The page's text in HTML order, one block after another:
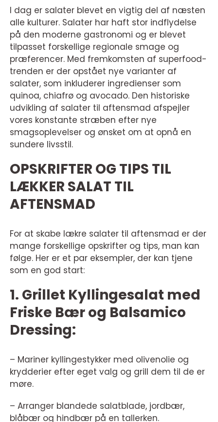
I dag er salater blevet en vigtig del af næsten
alle kulturer. Salater har haft stor indflydelse
på den moderne gastronomi og er blevet
tilpasset forskellige regionale smage og
præferencer. Med fremkomsten af superfood-
trenden er der opstået nye varianter af
salater, som inkluderer ingredienser som
quinoa, chiafrø og avocado. Den historiske
udvikling af salater til aftensmad afspejler
vores konstante stræben efter nye
smagsoplevelser og ønsket om at opnå en
sundere livsstil.
OPSKRIFTER OG TIPS TIL
LÆKKER SALAT TIL
AFTENSMAD
For at skabe lækre salater til aftensmad er der
mange forskellige opskrifter og tips, man kan
følge. Her er et par eksempler, der kan tjene
som en god start:
1. Grillet Kyllingesalat med
Friske Bær og Balsamico
Dressing:
– Mariner kyllingestykker med olivenolie og
krydderier efter eget valg og grill dem til de er
møre.
– Arranger blandede salatblade, jordbær,
blåbær og hindbær på en tallerken.